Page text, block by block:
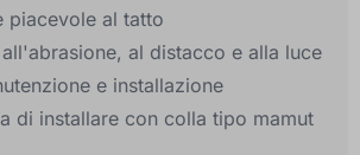
piacevole al tatto
al distacco e alla luce
e installazione
di installare con colla tipo mamut